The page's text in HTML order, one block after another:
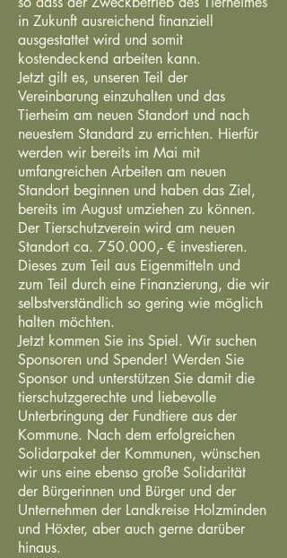
in Zukunft ausreichend finanziell
ausgestattet wird und somit
kostendeckend arbeiten kann.
Jetzt gilt es, unseren Teil der
Vereinbarung einzuhalten und das
Tierheim am neuen Standort und nach
neuestem Standard zu errichten. Hierfür
werden wir bereits im Mai mit
umfangreichen Arbeiten am neuen
Standort beginnen und haben das Ziel,
bereits im August umziehen zu können.
Der Tierschutzverein wird am neuen
Standort ca. 750.000,- € investieren.
Dieses zum Teil aus Eigenmitteln und
zum Teil durch eine Finanzierung, die wir
selbstverständlich so gering wie möglich
halten möchten.
Jetzt kommen Sie ins Spiel. Wir suchen
Sponsoren und Spender! Werden Sie
Sponsor und unterstützen Sie damit die
tierschutzgerechte und liebevolle
Unterbringung der Fundtiere aus der
Kommune. Nach dem erfolgreichen
Solidarpaket der Kommunen, wünschen
wir uns eine ebenso große Solidarität
der Bürgerinnen und Bürger und der
Unternehmen der Landkreise Holzminden
und Höxter, aber auch gerne darüber
hinaus.